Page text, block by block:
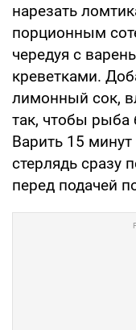
нарезать
порционным
чередуя с
креветками.
лимонный сок,
так, чтобы
Варить 15
стерлядь сразу
перед подачей